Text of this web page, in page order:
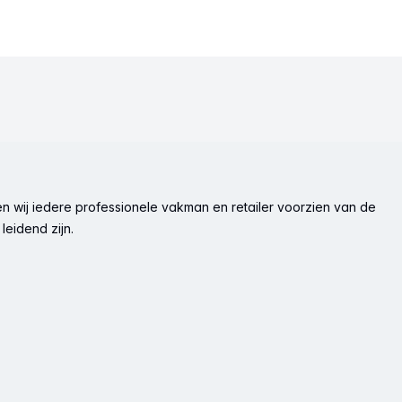
wij iedere professionele vakman en retailer voorzien van de
zijn.